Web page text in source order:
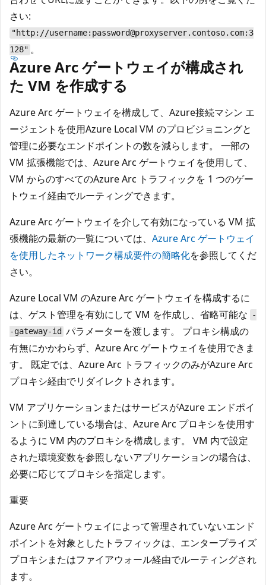
さい:
"http://username:password@proxyserver.contoso.com:3
128" 。
Azure Arc ゲートウェイが構成され
た VM を作成する
Azure Arc ゲートウェイを構成して、Azure接続マシン エ
ージェントを使用Azure Local VM のプロビジョニングと
管理に必要なエンドポイントの数を減らします。 一部の
VM 拡張機能では、Azure Arc ゲートウェイを使用して、
VM からのすべてのAzure Arc トラフィックを 1 つのゲー
トウェイ経由でルーティングできます。
Azure Arc ゲートウェイを介して有効になっている VM 拡
張機能の最新の一覧については、 Azure Arc ゲートウェイ
を使用したネットワーク構成要件の簡略化を参照してくだ
さい。
Azure Local VM のAzure Arc ゲートウェイを構成するに
は、ゲスト管理を有効にして VM を作成し、省略可能な
-
-gateway-id パラメーターを渡します。 プロキシ構成の
有無にかかわらず、Azure Arc ゲートウェイを使用できま
す。 既定では、Azure Arc トラフィックのみがAzure Arc
プロキシ経由でリダイレクトされます。
VM アプリケーションまたはサービスがAzure エンドポイ
ントに到達している場合は、Azure Arc プロキシを使用す
るように VM 内のプロキシを構成します。 VM 内で設定
された環境変数を参照しないアプリケーションの場合は、
必要に応じてプロキシを指定します。
重要
Azure Arc ゲートウェイによって管理されていないエンド
ポイントを対象としたトラフィックは、エンタープライズ
プロキシまたはファイアウォール経由でルーティングされ
ます。